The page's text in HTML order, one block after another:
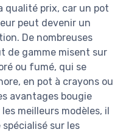
qualité prix, car un pot
peut devenir un
De nombreuses
de gamme misent sur
ou fumé, qui se
en pot à crayons ou
avantages bougie
meilleurs modèles, il
sur les